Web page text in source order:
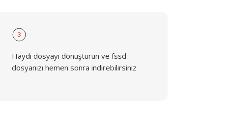
3
Haydi dosyayı dönüştürün ve fssd
dosyanızı hemen sonra indirebilirsiniz